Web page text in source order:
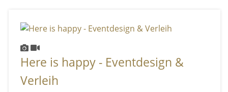
Here is happy - Eventdesign &
Verleih